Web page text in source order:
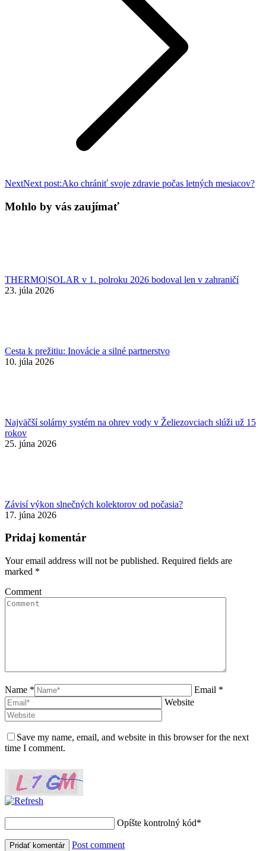
NextNext post:Ako chrániť svoje zdravie počas letných mesiacov?
Mohlo by vás zaujímať
THERMO|SOLAR v 1. polroku 2026 bodoval len v zahraničí
23. júla 2026
Cesta k prežitiu: Inovácie a silné partnerstvo
10. júla 2026
Najväčší solárny systém na ohrev vody v Želiezovciach slúži už 15
rokov
25. júna 2026
Závisí výkon slnečných kolektorov od počasia?
17. júna 2026
Pridaj komentár
Your email address will not be published. Required fields are
marked *
Comment
Name *
Email *
Website
Save my name, email, and website in this browser for the next
time I comment.
Opíšte kontrolný kód*
Post comment